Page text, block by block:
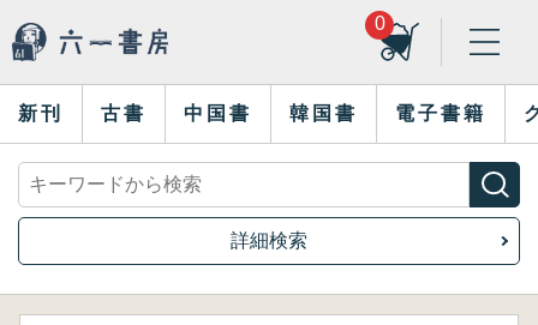
0
新刊 古書 中国書 韓国書 電子書籍
詳細検索